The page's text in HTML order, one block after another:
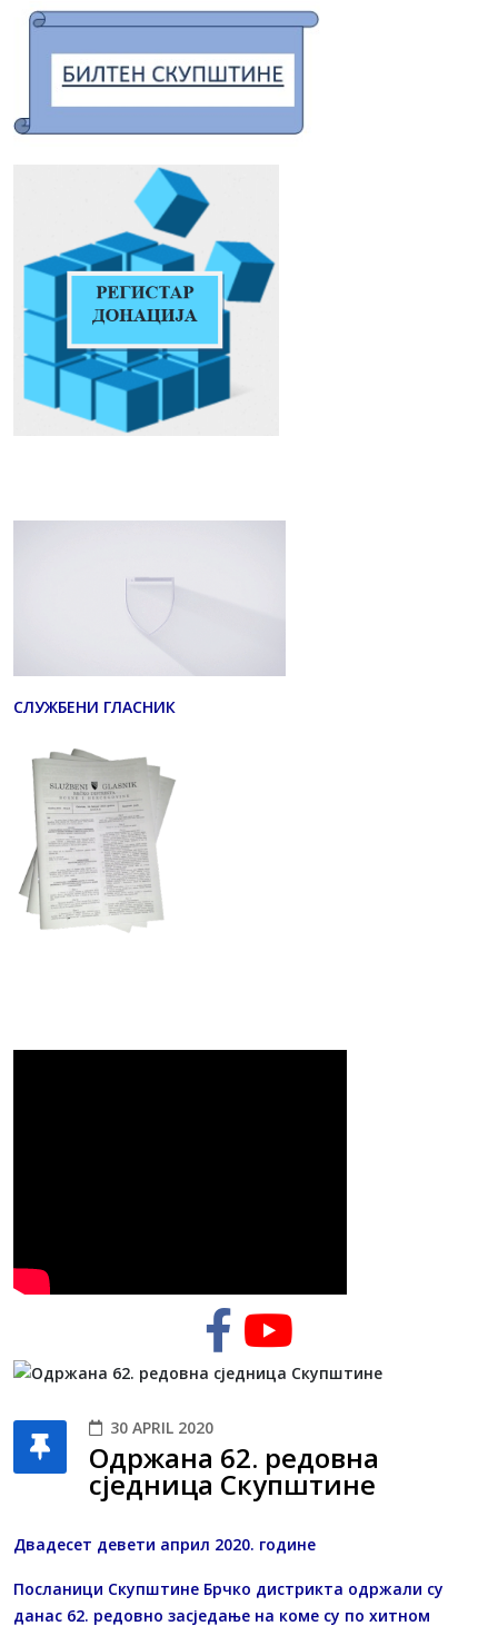
СЛУЖБЕНИ ГЛАСНИК
30 APRIL 2020
Одржана 62. редовна
сједница Скупштине
Двадесет девети април 2020. године
Посланици Скупштине Брчко дистрикта одржали су
данас 62. редовно засједање на коме су по хитном